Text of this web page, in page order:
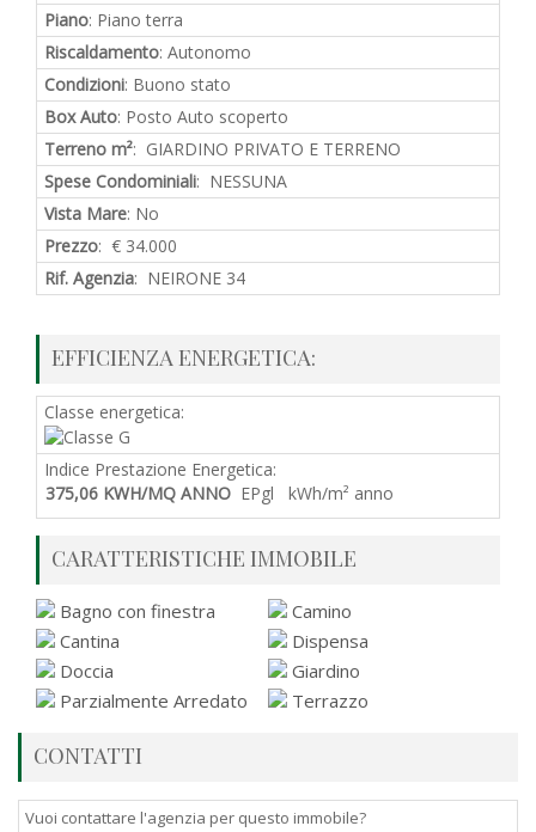
Piano: Piano terra
Riscaldamento: Autonomo
Condizioni: Buono stato
Box Auto: Posto Auto scoperto
Terreno m²: GIARDINO PRIVATO E TERRENO
Spese Condominiali: NESSUNA
Vista Mare: No
Prezzo: € 34.000
Rif. Agenzia: NEIRONE 34
EFFICIENZA ENERGETICA:
Classe energetica:
Indice Prestazione Energetica:
375,06 KWH/MQ ANNO EPgl kWh/m² anno
CARATTERISTICHE IMMOBILE
Bagno con finestra
Camino
Cantina
Dispensa
Doccia
Giardino
Parzialmente Arredato
Terrazzo
CONTATTI
Vuoi contattare l'agenzia per questo immobile?